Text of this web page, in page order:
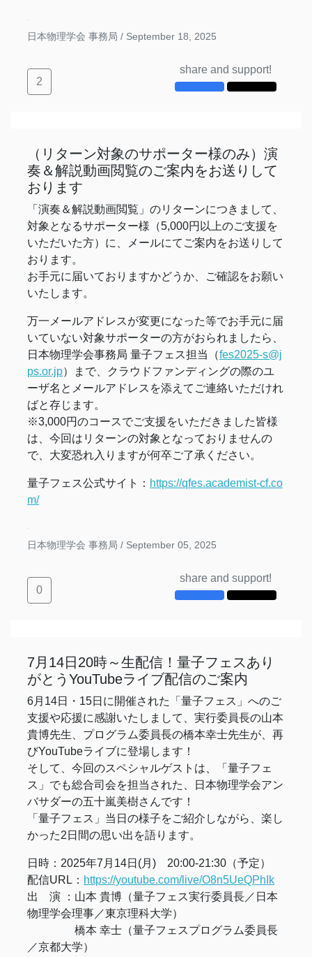
日本物理学会 事務局 / September 18, 2025
2
share and support!
（リターン対象のサポーター様のみ）演
奏＆解説動画閲覧のご案内をお送りして
おります
「演奏＆解説動画閲覧」のリターンにつきまして、
対象となるサポーター様（5,000円以上のご支援を
いただいた方）に、メールにてご案内をお送りして
おります。
お手元に届いておりますかどうか、ご確認をお願い
いたします。
万一メールアドレスが変更になった等でお手元に届
いていない対象サポーターの方がおられましたら、
日本物理学会事務局 量子フェス担当（fes2025-s@j
ps.or.jp）まで、クラウドファンディングの際のユ
ーザ名とメールアドレスを添えてご連絡いただけれ
ばと存じます。
※3,000円のコースでご支援をいただきました皆様
は、今回はリターンの対象となっておりませんの
で、大変恐れ入りますが何卒ご了承ください。
量子フェス公式サイト： https://qfes.academist-cf.co
m/
日本物理学会 事務局 / September 05, 2025
0
share and support!
7月14日20時～生配信！量子フェスあり
がとうYouTubeライブ配信のご案内
6月14日・15日に開催された「量子フェス」へのご
支援や応援に感謝いたしまして、実行委員長の山本
貴博先生、プログラム委員長の橋本幸士先生が、再
びYouTubeライブに登場します！
そして、今回のスペシャルゲストは、「量子フェ
ス」でも総合司会を担当された、日本物理学会アン
バサダーの五十嵐美樹さんです！
「量子フェス」当日の様子をご紹介しながら、楽し
かった2日間の思い出を語ります。
日時：2025年7月14日(月) 20:00-21:30（予定）
配信URL： https://youtube.com/live/O8n5UeQPhIk
出 演 ：山本 貴博（量子フェス実行委員長／日本
物理学会理事／東京理科大学）
橋本 幸士（量子フェスプログラム委員長
／京都大学）